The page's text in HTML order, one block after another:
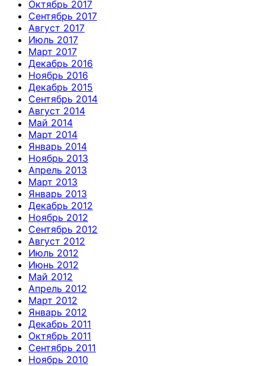
Октябрь 2017
Сентябрь 2017
Август 2017
Июль 2017
Март 2017
Декабрь 2016
Ноябрь 2016
Декабрь 2015
Сентябрь 2014
Август 2014
Май 2014
Март 2014
Январь 2014
Ноябрь 2013
Апрель 2013
Март 2013
Январь 2013
Декабрь 2012
Ноябрь 2012
Сентябрь 2012
Август 2012
Июль 2012
Июнь 2012
Май 2012
Апрель 2012
Март 2012
Январь 2012
Декабрь 2011
Октябрь 2011
Сентябрь 2011
Ноябрь 2010